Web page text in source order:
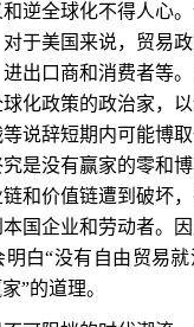
全球化不得人心。
于美国来说，贸易
出口商和消费者等
化政策的政治家，
说辞短期内可能博取
是没有赢家的零和
和价值链遭到破坏
国企业和劳动者。
白“没有自由贸易
”的道理。